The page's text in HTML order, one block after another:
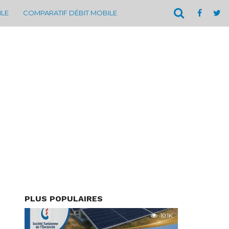
COMPARATIF DÉBIT MOBILE
PLUS POPULAIRES
10.1K